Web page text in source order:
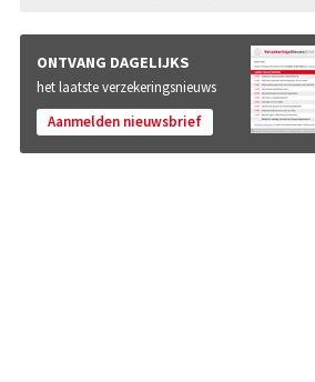
ONTVANG DAGELIJKS
het laatste verzekeringsnieuws
Aanmelden nieuwsbrief